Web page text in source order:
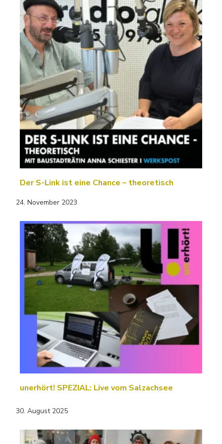
Der S-Link ist eine Chance – theoretisch
24. November 2023
unerhört! SPEZIAL: Live vom Salzachsee
30. August 2025